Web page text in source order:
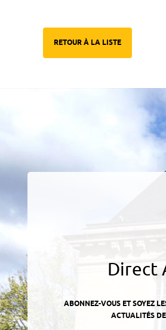
RETOUR À LA LISTE
Direct
ABONNEZ-VOUS ET SOYEZ
ACTUALITÉS